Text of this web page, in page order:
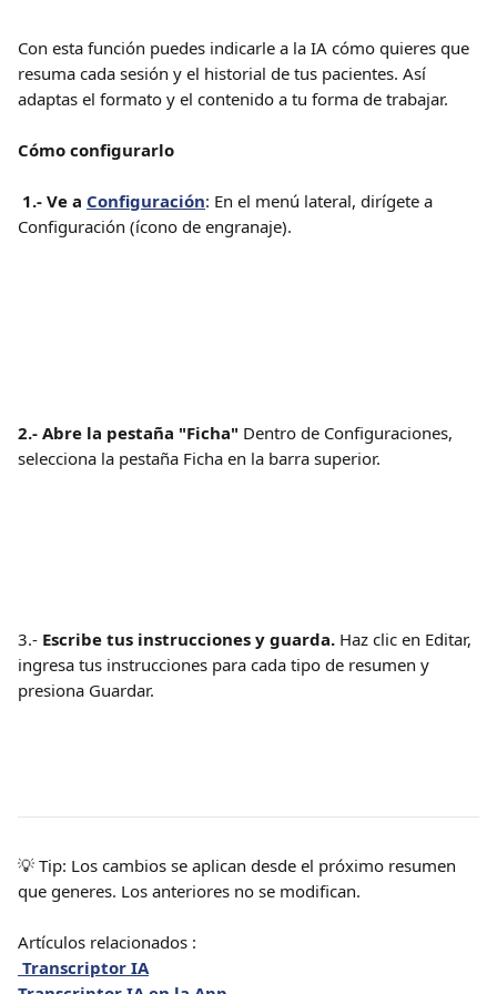
Con esta función puedes indicarle a la IA cómo quieres que
resuma cada sesión y el historial de tus pacientes. Así
adaptas el formato y el contenido a tu forma de trabajar.
Cómo configurarlo
1.- Ve a Configuración: En el menú lateral, dirígete a
Configuración (ícono de engranaje).
2.- Abre la pestaña "Ficha" Dentro de Configuraciones,
selecciona la pestaña Ficha en la barra superior.
3.- Escribe tus instrucciones y guarda. Haz clic en Editar,
ingresa tus instrucciones para cada tipo de resumen y
presiona Guardar.
💡 Tip: Los cambios se aplican desde el próximo resumen
que generes. Los anteriores no se modifican.
Artículos relacionados :
Transcriptor IA